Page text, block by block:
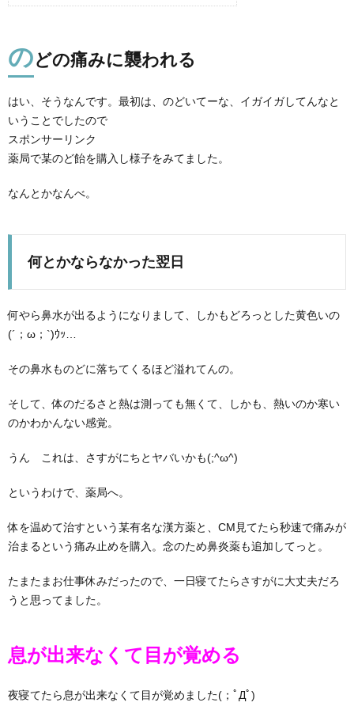
のどの痛みに襲われる
はい、そうなんです。最初は、のどいてーな、イガイガしてんなと
いうことでしたので
スポンサーリンク
薬局で某のど飴を購入し様子をみてました。
なんとかなんべ。
何とかならなかった翌日
何やら鼻水が出るようになりまして、しかもどろっとした黄色いの
(´；ω；`)ｳｯ…
その鼻水ものどに落ちてくるほど溢れてんの。
そして、体のだるさと熱は測っても無くて、しかも、熱いのか寒い
のかわかんない感覚。
うん これは、さすがにちとヤバいかも(;^ω^)
というわけで、薬局へ。
体を温めて治すという某有名な漢方薬と、CM見てたら秒速で痛みが
治まるという痛み止めを購入。念のため鼻炎薬も追加してっと。
たまたまお仕事休みだったので、一日寝てたらさすがに大丈夫だろ
うと思ってました。
息が出来なくて目が覚める
夜寝てたら息が出来なくて目が覚めました(；ﾟДﾟ)